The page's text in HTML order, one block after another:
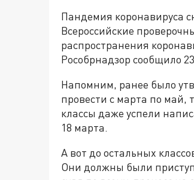
Пандемия коронавируса
Всероссийские
распространения
Рособрнадзор сообщило
Напомним, ранее было
провести с марта по май,
классы даже успели
18 марта.
А вот до остальных
Они должны были